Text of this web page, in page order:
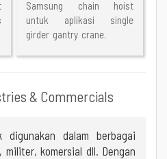
Samsung chain hoist
untuk aplikasi single
girder gantry crane.
& Commercials
digunakan dalam berbagai
komersial dll. Dengan